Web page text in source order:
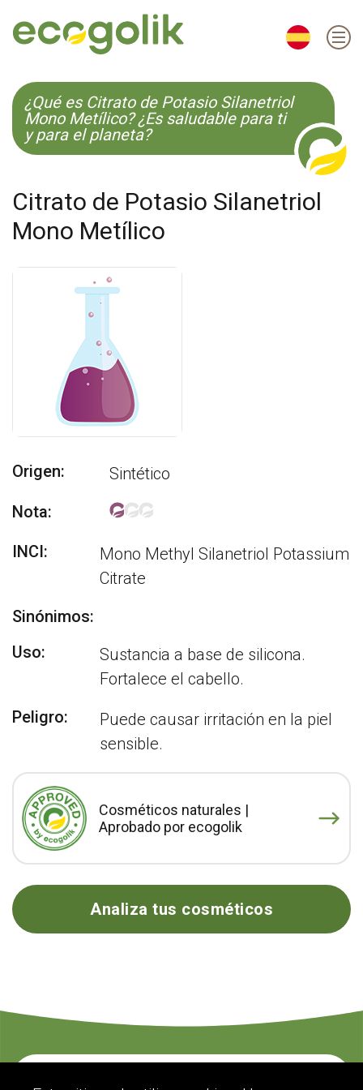
EN ES CS KO
¿Qué es Citrato de Potasio Silanetriol
Mono Metílico? ¿Es saludable para ti
y para el planeta?
Citrato de Potasio Silanetriol
Mono Metílico
Origen:
Sintético
Nota:
INCI:
Mono Methyl Silanetriol Potassium
Citrate
Sinónimos:
Uso:
Sustancia a base de silicona.
Fortalece el cabello.
Peligro:
Puede causar irritación en la piel
sensible.
Cosméticos naturales |
Aprobado por ecogolik
Analiza tus cosméticos